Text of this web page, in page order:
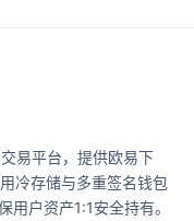
易平台，提供欧易下
冷存储与多重签名钱包
用户资产1:1安全持有。